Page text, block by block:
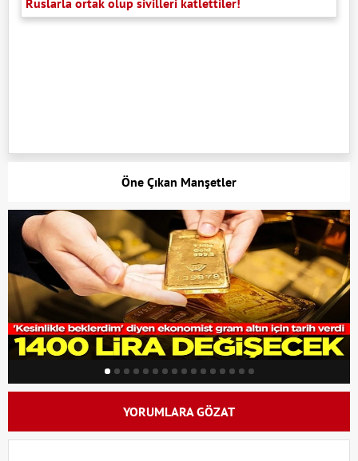
Ruslarla ortak olup sivilleri katlettiler!
Öne Çıkan Manşetler
YORUMLARA GÖZAT